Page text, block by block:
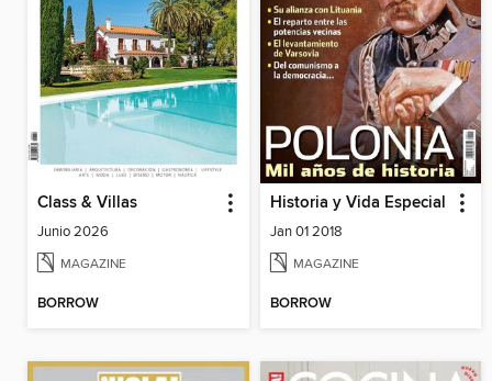
Class & Villas
Junio 2026
MAGAZINE
BORROW
Historia y Vida Especial
Jan 01 2018
MAGAZINE
BORROW